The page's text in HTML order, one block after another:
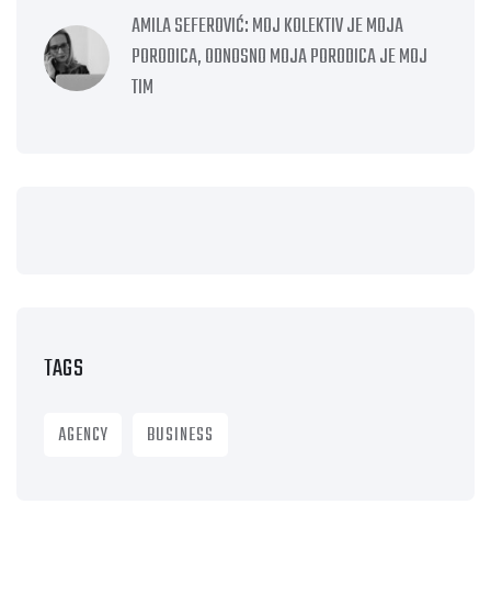
AMILA SEFEROVIĆ: MOJ KOLEKTIV JE MOJA
PORODICA, ODNOSNO MOJA PORODICA JE MOJ
TIM
TAGS
AGENCY BUSINESS